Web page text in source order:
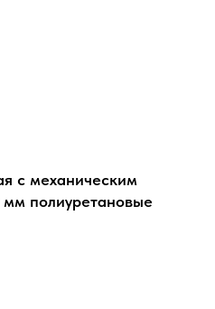
с механическим
полиуретановые